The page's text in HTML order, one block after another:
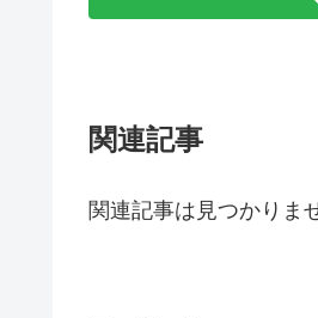
関連記事
関連記事は見つかりま